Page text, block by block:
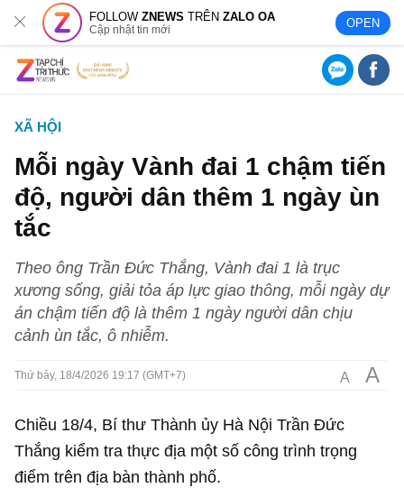
FOLLOWZNEWS TRÊNZALO OA
Cập nhật tin mới OPEN
XÃ HỘI
Mỗi ngày Vành đai 1 chậm tiến
độ, người dân thêm 1 ngày ùn
tắc
Theo ông Trần Đức Thắng, Vành đai 1 là trục
xương sống, giải tỏa áp lực giao thông, mỗi ngày dự
án chậm tiến độ là thêm 1 ngày người dân chịu
cảnh ùn tắc, ô nhiễm.
Thứ bảy, 18/4/2026 19:17 (GMT+7) A A
Chiều 18/4, Bí thư Thành ủy Hà Nội Trần Đức
Thắng kiểm tra thực địa một số công trình trọng
điểm trên địa bàn thành phố.